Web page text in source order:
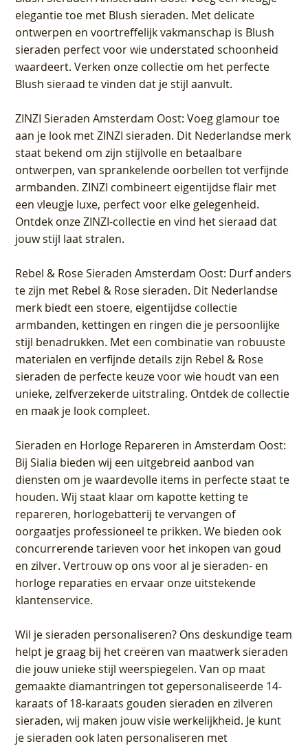
elegantie toe met Blush sieraden. Met delicate
ontwerpen en voortreffelijk vakmanschap is Blush
sieraden perfect voor wie understated schoonheid
waardeert. Verken onze collectie om het perfecte
Blush sieraad te vinden dat je stijl aanvult.
ZINZI Sieraden Amsterdam Oost: Voeg glamour toe
aan je look met ZINZI sieraden. Dit Nederlandse merk
staat bekend om zijn stijlvolle en betaalbare
ontwerpen, van sprankelende oorbellen tot verfijnde
armbanden. ZINZI combineert eigentijdse flair met
een vleugje luxe, perfect voor elke gelegenheid.
Ontdek onze ZINZI-collectie en vind het sieraad dat
jouw stijl laat stralen.
Rebel & Rose Sieraden Amsterdam Oost: Durf anders
te zijn met Rebel & Rose sieraden. Dit Nederlandse
merk biedt een stoere, eigentijdse collectie
armbanden, kettingen en ringen die je persoonlijke
stijl benadrukken. Met een combinatie van robuuste
materialen en verfijnde details zijn Rebel & Rose
sieraden de perfecte keuze voor wie houdt van een
unieke, zelfverzekerde uitstraling. Ontdek de collectie
en maak je look compleet.
Sieraden en Horloge Repareren in Amsterdam Oost:
Bij Sialia bieden wij een uitgebreid aanbod van
diensten om je waardevolle items in perfecte staat te
houden. Wij staat klaar om kapotte ketting te
repareren, horlogebatterij te vervangen of
oorgaatjes professioneel te prikken. We bieden ook
concurrerende tarieven voor het inkopen van goud
en zilver. Vertrouw op ons voor al je sieraden- en
horloge reparaties en ervaar onze uitstekende
klantenservice.
Wil je sieraden personaliseren? Ons deskundige team
helpt je graag bij het creëren van maatwerk sieraden
die jouw unieke stijl weerspiegelen. Van op maat
gemaakte diamantringen tot gepersonaliseerde 14-
karaats of 18-karaats gouden sieraden en zilveren
sieraden, wij maken jouw visie werkelijkheid. Je kunt
je sieraden ook laten personaliseren met